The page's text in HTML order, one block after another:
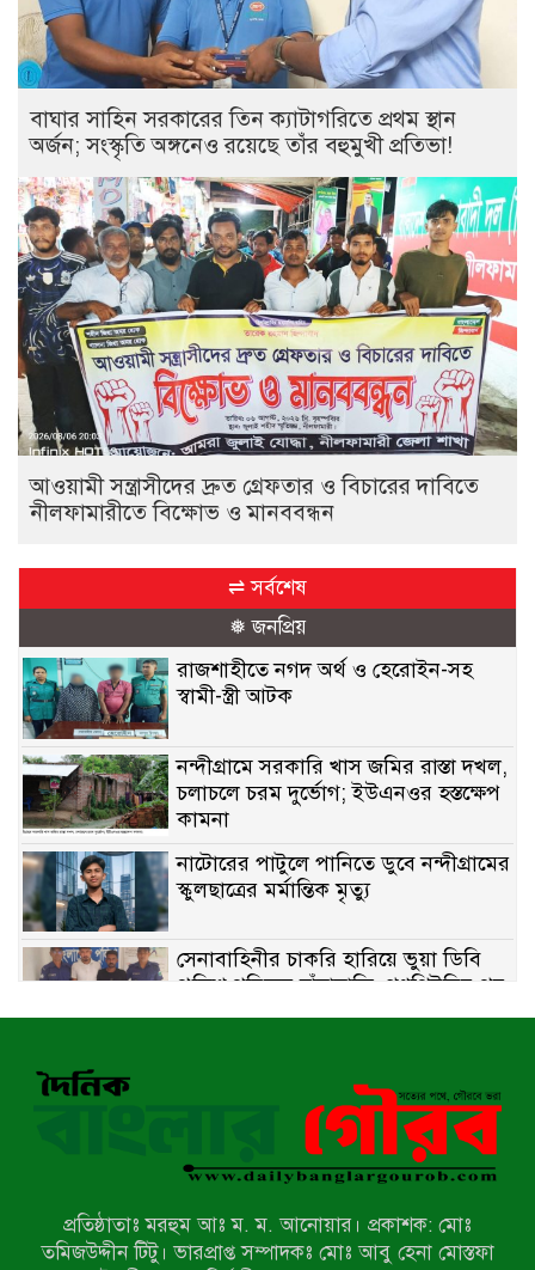
বাঘার সাহিন সরকারের তিন ক্যাটাগরিতে প্রথম স্থান
অর্জন; সংস্কৃতি অঙ্গনেও রয়েছে তাঁর বহুমুখী প্রতিভা!
আওয়ামী সন্ত্রাসীদের দ্রুত গ্রেফতার ও বিচারের দাবিতে
নীলফামারীতে বিক্ষোভ ও মানববন্ধন
⇌ সর্বশেষ
❅ জনপ্রিয়
রাজশাহীতে নগদ অর্থ ও হেরোইন-সহ
স্বামী-স্ত্রী আটক
নন্দীগ্রামে সরকারি খাস জমির রাস্তা দখল,
চলাচলে চরম দুর্ভোগ; ইউএনওর হস্তক্ষেপ
কামনা
নাটোরের পাটুলে পানিতে ডুবে নন্দীগ্রামের
স্কুলছাত্রের মর্মান্তিক মৃত্যু
সেনাবাহিনীর চাকরি হারিয়ে ভুয়া ডিবি
পুলিশ পরিচয়ে চাঁদাবাজি, গণপিটুনির পর
কারাগারে প্রতারক।
প্রথম স্থান অর্জন; সংস্কৃতি অঙ্গনেও রয়েছে
তাঁর বহুমুখী প্রতিভা!
আওয়ামী সন্ত্রাসীদের দ্রুত গ্রেফতার ও
বিচারের দাবিতে নীলফামারীতে বিক্ষোভ ও
লালপুরে মাদকবিরোধী অভিযান: ৩ জনের
প্রতিষ্ঠাতাঃ মরহুম আঃ ম. ম. আনোয়ার। প্রকাশক: মোঃ
তমিজউদ্দীন টিটু। ভারপ্রাপ্ত সম্পাদকঃ মোঃ আবু হেনা মোস্তফা